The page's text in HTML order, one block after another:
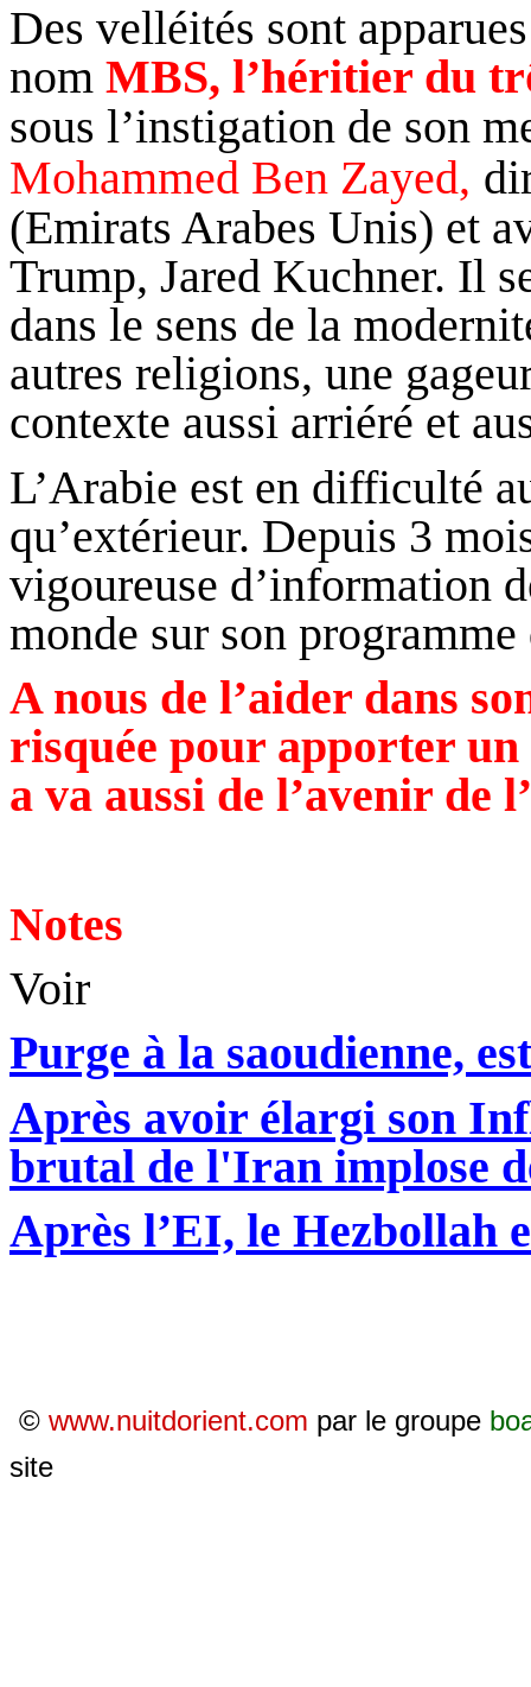
Des velléités sont
nom MBS, l’héritier du
sous l’instigation de son
Mohammed Ben Zayed,
(Emirats Arabes Unis) et
Trump, Jared Kuchner. Il
dans le sens de la
autres religions, une
contexte aussi arriéré et
L’Arabie est en difficulté
qu’extérieur. Depuis 3
vigoureuse d’information
monde sur son
A nous de l’aider dans
risquée pour apporter
a va aussi de l’avenir de
Notes
Voir
Purge à la saoudienne,
Après avoir élargi son
brutal de l'Iran implose
Après l’EI, le Hezbollah
© www.nuitdorient.com par le groupe
site